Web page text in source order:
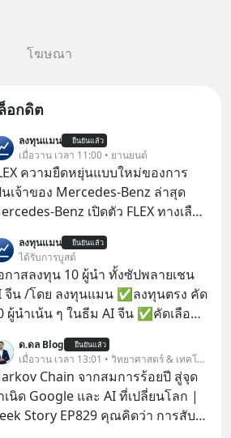
โฆษณา
อกดิต
ลงทุนแมน ยืนยันแล้ว
เมื่อวาน เวลา 11:00 • ยานยนต์
ความยืดหยุ่นแบบใหม่ของการ
นเจ้าของ Mercedes-Benz ล่าสุด
Benz เปิดตัว FLEX ทางเลือก
to Fit You ยืดได้ตามสไตล์คุณ
ย StarChoice” ตอบโจทย์ Lifestyle
รเป็นเจ้าของรถที่ออกแบบการเงินได้
ง ครบสัญญาจะผ่อนต่อ คืนรถ หรือ
อขาดก็ได้ เช่น
ลงทุนแมน ยืนยันแล้ว
ได้รับการบูสต์
กาสลงทุน 10 ผู้นำ ทั้งซัปพลายเชน
จีน /โดย ลงทุนแมน ✅ลงทุนตรง คัด
ผู้นำเน้น ๆ ในธีม AI จีน ✅คัดเลือก
าของผู้นำ AI จีน ตั้งแต่โรงงานผลิตชิป
วยความจำ โมเดล AI ยันหุ่นยนต์
ได้การรับยกเว้นภาษี Capital Gain
มกฎหมายภาษีของประเทศไทย
ด.ดล Blog ยืนยันแล้ว
เมื่อวาน เวลา 13:01 • วิทยาศาสตร์ & เทคโนโลยี
Chain จากสมการร้อยปี สู่จุด
เนิด Google และ AI ที่เปลี่ยนโลก |
Story EP829 คุณคิดว่า การสับ